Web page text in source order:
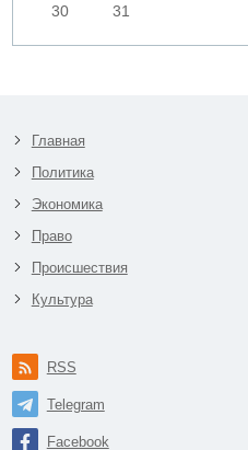
30
31
Главная
Политика
Экономика
Право
Происшествия
Культура
RSS
Telegram
Facebook